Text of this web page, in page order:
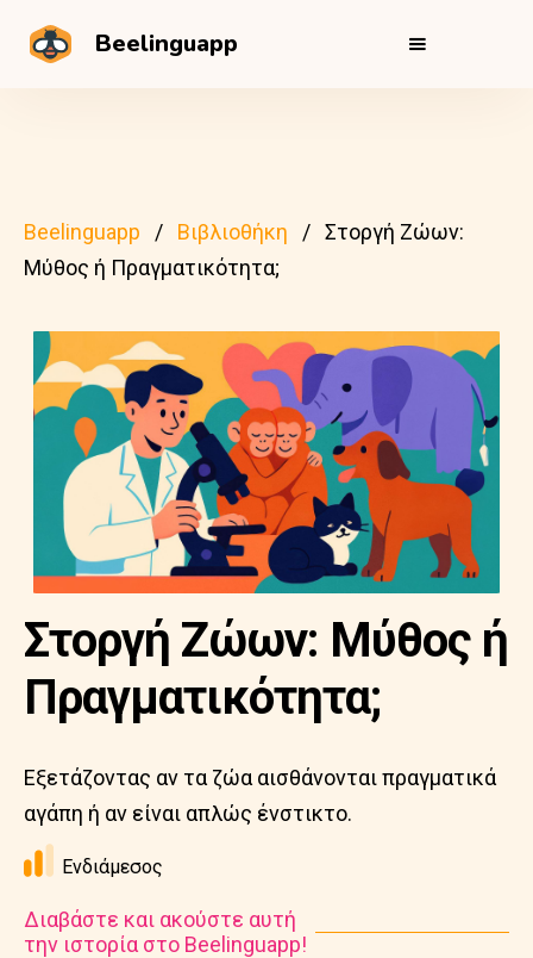
Beelinguapp
Beelinguapp Βιβλιοθήκη
Στοργή Ζώων:
Μύθος ή Πραγματικότητα;
Στοργή Ζώων: Μύθος ή
Πραγματικότητα;
Εξετάζοντας αν τα ζώα αισθάνονται πραγματικά
αγάπη ή αν είναι απλώς ένστικτο.
Ενδιάμεσος
Διαβάστε και ακούστε αυτή
την ιστορία στο Beelinguapp!